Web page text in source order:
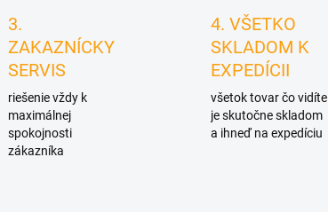
3.
ZAKAZNÍCKY
SERVIS
riešenie vždy k
maximálnej
spokojnosti
zákazníka
4. VŠETKO
SKLADOM K
EXPEDÍCII
všetok tovar čo vidíte
je skutočne skladom
a ihneď na expedíciu